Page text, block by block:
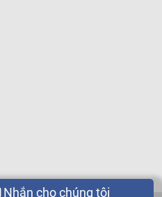
Nhắn cho chúng tôi